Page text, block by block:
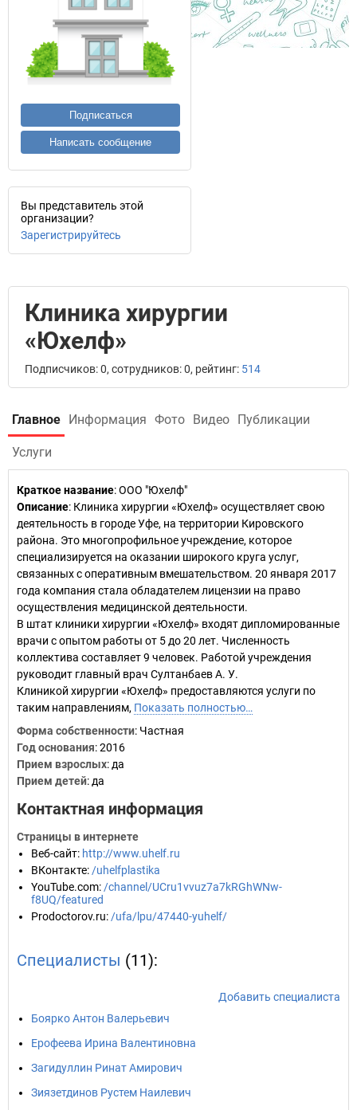
Подписаться
Написать сообщение
Вы представитель этой
организации?
Зарегистрируйтесь
Клиника хирургии
«Юхелф»
Подписчиков: 0, сотрудников: 0, рейтинг: 514
Главное Информация Фото Видео Публикации
Услуги
Краткое название:ООО "Юхелф"
Описание: Клиника хирургии «Юхелф» осуществляет свою
деятельность в городе Уфе, на территории Кировского
района. Это многопрофильное учреждение, которое
специализируется на оказании широкого круга услуг,
связанных с оперативным вмешательством. 20 января 2017
года компания стала обладателем лицензии на право
осуществления медицинской деятельности.
В штат клиники хирургии «Юхелф» входят дипломированные
врачи с опытом работы от 5 до 20 лет. Численность
коллектива составляет 9 человек. Работой учреждения
руководит главный врач Султанбаев А. У.
Клиникой хирургии «Юхелф» предоставляются услуги по
таким направлениям, Показать полностью…
Форма собственности: Частная
Год основания:2016
Прием взрослых: да
Прием детей: да
Контактная информация
Страницы в интернете
Веб-сайт: http://www.uhelf.ru
ВКонтакте: /uhelfplastika
YouTube.com: /channel/UCru1vvuz7a7kRGhWNw-
f8UQ/featured
Prodoctorov.ru: /ufa/lpu/47440-yuhelf/
Специалисты (11):
Добавить специалиста
Боярко Антон Валерьевич
Ерофеева Ирина Валентиновна
Загидуллин Ринат Амирович
Зиязетдинов Рустем Наилевич